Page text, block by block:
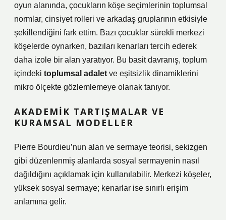
oyun alanında, çocukların köşe seçimlerinin toplumsal
normlar, cinsiyet rolleri ve arkadaş gruplarının etkisiyle
şekillendiğini fark ettim. Bazı çocuklar sürekli merkezi
köşelerde oynarken, bazıları kenarları tercih ederek
daha izole bir alan yaratıyor. Bu basit davranış, toplum
içindeki toplumsal adalet ve eşitsizlik dinamiklerini
mikro ölçekte gözlemlemeye olanak tanıyor.
AKADEMIK TARTIŞMALAR VE
KURAMSAL MODELLER
Pierre Bourdieu’nun alan ve sermaye teorisi, sekizgen
gibi düzenlenmiş alanlarda sosyal sermayenin nasıl
dağıldığını açıklamak için kullanılabilir. Merkezi köşeler,
yüksek sosyal sermaye; kenarlar ise sınırlı erişim
anlamına gelir.